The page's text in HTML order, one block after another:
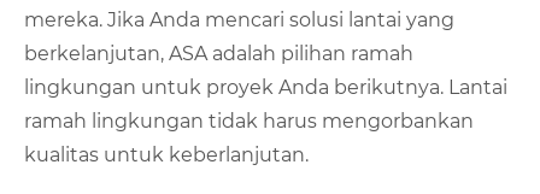
mereka. Jika Anda mencari solusi lantai yang
berkelanjutan, ASA adalah pilihan ramah
lingkungan untuk proyek Anda berikutnya. Lantai
ramah lingkungan tidak harus mengorbankan
kualitas untuk keberlanjutan.